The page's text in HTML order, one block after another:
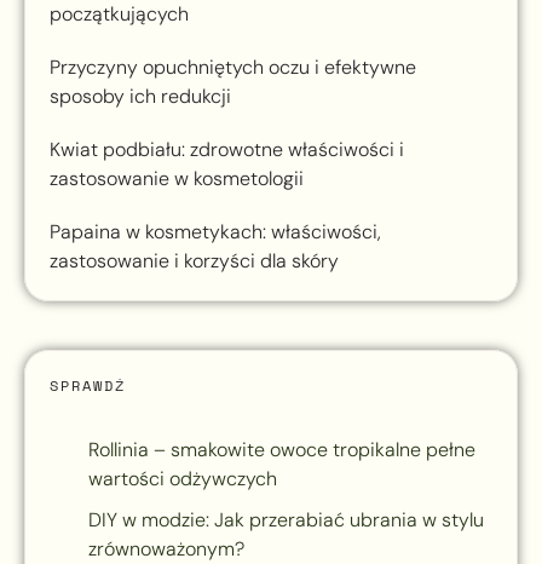
początkujących
Przyczyny opuchniętych oczu i efektywne
sposoby ich redukcji
Kwiat podbiału: zdrowotne właściwości i
zastosowanie w kosmetologii
Papaina w kosmetykach: właściwości,
zastosowanie i korzyści dla skóry
SPRAWDŹ
Rollinia – smakowite owoce tropikalne pełne
wartości odżywczych
DIY w modzie: Jak przerabiać ubrania w stylu
zrównoważonym?